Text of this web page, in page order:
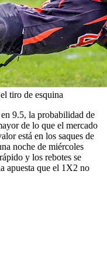
tiro de esquina
9.5, la probabilidad de
de lo que el mercado
está en los saques de
noche de miércoles
y los rebotes se
apuesta que el 1X2 no